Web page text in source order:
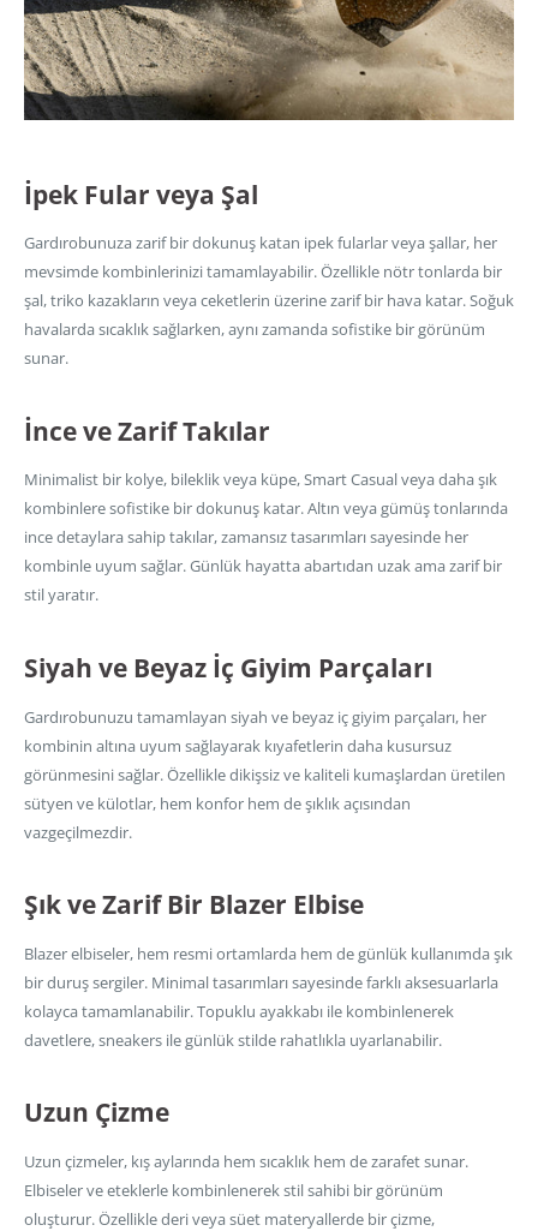
İpek Fular veya Şal
Gardırobunuza zarif bir dokunuş katan ipek fularlar veya şallar, her
mevsimde kombinlerinizi tamamlayabilir. Özellikle nötr tonlarda bir
şal, triko kazakların veya ceketlerin üzerine zarif bir hava katar. Soğuk
havalarda sıcaklık sağlarken, aynı zamanda sofistike bir görünüm
sunar.
İnce ve Zarif Takılar
Minimalist bir kolye, bileklik veya küpe, Smart Casual veya daha şık
kombinlere sofistike bir dokunuş katar. Altın veya gümüş tonlarında
ince detaylara sahip takılar, zamansız tasarımları sayesinde her
kombinle uyum sağlar. Günlük hayatta abartıdan uzak ama zarif bir
stil yaratır.
Siyah ve Beyaz İç Giyim Parçaları
Gardırobunuzu tamamlayan siyah ve beyaz iç giyim parçaları, her
kombinin altına uyum sağlayarak kıyafetlerin daha kusursuz
görünmesini sağlar. Özellikle dikişsiz ve kaliteli kumaşlardan üretilen
sütyen ve külotlar, hem konfor hem de şıklık açısından
vazgeçilmezdir.
Şık ve Zarif Bir Blazer Elbise
Blazer elbiseler, hem resmi ortamlarda hem de günlük kullanımda şık
bir duruş sergiler. Minimal tasarımları sayesinde farklı aksesuarlarla
kolayca tamamlanabilir. Topuklu ayakkabı ile kombinlenerek
davetlere, sneakers ile günlük stilde rahatlıkla uyarlanabilir.
Uzun Çizme
Uzun çizmeler, kış aylarında hem sıcaklık hem de zarafet sunar.
Elbiseler ve eteklerle kombinlenerek stil sahibi bir görünüm
oluşturur. Özellikle deri veya süet materyallerde bir çizme,